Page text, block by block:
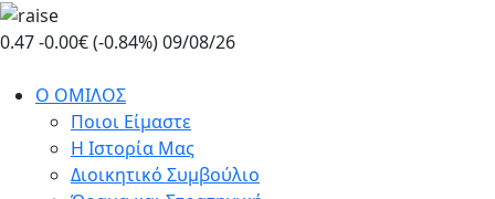
Skip
to
content
0.47-0.00€ (-0.84%)09/08/26
Ο ΟΜΙΛΟΣ
Ποιοι Είμαστε
Η Ιστορία Μας
Διοικητικό Συμβούλιο